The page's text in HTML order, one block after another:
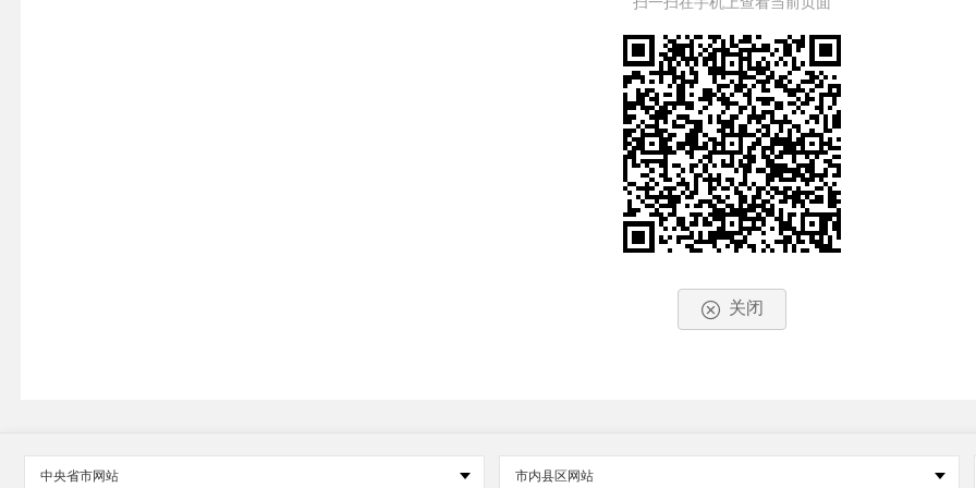
关闭
中央省市网站 市内县区网站